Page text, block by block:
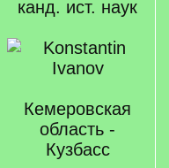
канд. ист. наук
Кемеровская
область -
Кузбасс